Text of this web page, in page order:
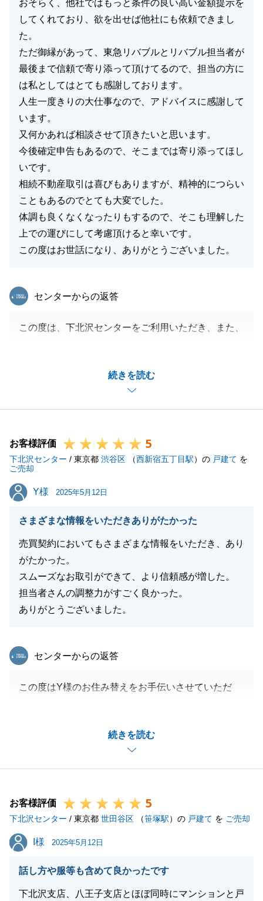
おそらく、他社ではもっと条件の良い高い金額提示を
してくれており、欲を出せば他社にも依頼できまし
た。
ただ御縁があって、東急リバブルとリバブル担当者が
最後まで信頼で寄り添って頂けてるので、担当の方に
は私としてはとても感謝しております。
人生一度きりの大仕事なので、アドバイスに感謝して
います。
又何かあれば相談させて頂きたいと思います。
今後確定申告もあるので、そこまでは寄り添ってほし
いです。
相続不動産取引は喜びもありますが、精神的につらい
こともあるのでとても大変でした。
体調も良くなくなったりもするので、そこも理解した
上での運びにして考慮頂けると幸いです。
この度はお世話になり、ありがとうございました。
続きを読む
東急リバブル
センターからの返答
この度は、下北沢センターをご利用いただき、また、
売却のご相談から約２年。
色々な気持ちもあったかとは存じますが、徐々に打ち
解け、最終的にはお買換えもうまくいき良かったと思
今後もまた、何かありましたらいつでもお声掛けくだ
さい。
ありがとうございました。
閉じる
お客様評価 5
下北沢センター / 東京都 渋谷区 （西新宿五丁目駅）の 戸建て を
ご売却
Y様
Y様 2025年5月12日
さまざまな情報をいただきありがたかった
売買契約においてもさまざまな情報をいただき、あり
がたかった。
スムーズなお取引ができて、より信頼感が増した。
担当者さんの調整力がすごく良かった。
ありがとうございました。
続きを読む
東急リバブル
センターからの返答
この度はY様のお住み替えをお手伝いさせていただ
今後もY様のお役に立てることがございましたら、お
気軽にお申し付けくださいませ。
閉じる
お客様評価 5
下北沢センター / 東京都 世田谷区 （笹塚駅）の 戸建て を ご売却
I様
I様 2025年5月12日
話し方や服等も含めて良かったです
下北沢支店、八王子支店とほぼ同時にマンションと戸